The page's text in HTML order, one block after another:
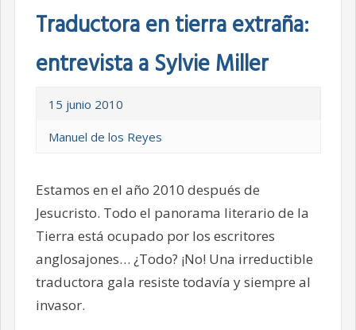
Traductora en tierra extraña:
entrevista a Sylvie Miller
15 junio 2010
Manuel de los Reyes
Estamos en el año 2010 después de
Jesucristo. Todo el panorama literario de la
Tierra está ocupado por los escritores
anglosajones… ¿Todo? ¡No! Una irreductible
traductora gala resiste todavía y siempre al
invasor.